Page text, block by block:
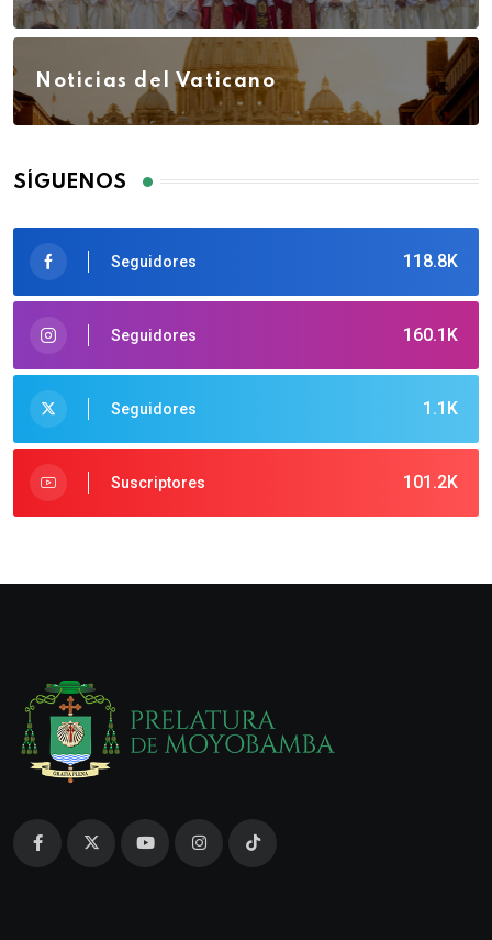
Noticias del Vaticano
SÍGUENOS
118.8K
Seguidores
160.1K
Seguidores
1.1K
Seguidores
101.2K
Suscriptores